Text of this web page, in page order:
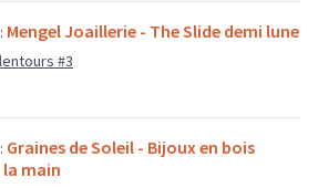
Mengel Joaillerie - The Slide demi lune
#3
Graines de Soleil - Bijoux en bois
main